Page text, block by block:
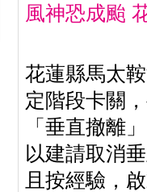
風神恐成颱
花蓮縣馬太
定階段卡關
「垂直撤離
以建請取消
且按經驗，